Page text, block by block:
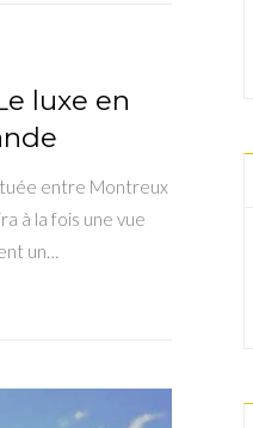
luxe en
entre Montreux
à la fois une vue
un…